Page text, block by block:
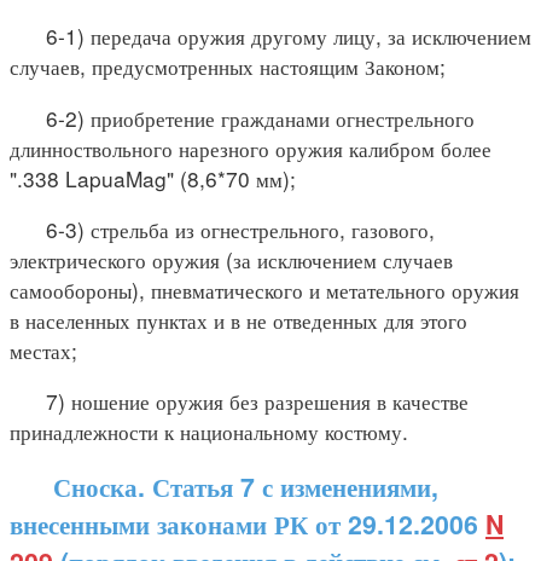
6-1) передача оружия другому лицу, за исключением
случаев, предусмотренных настоящим Законом;
6-2) приобретение гражданами огнестрельного
длинноствольного нарезного оружия калибром более
".338 LapuaMag" (8,6*70 мм);
6-3) стрельба из огнестрельного, газового,
электрического оружия (за исключением случаев
самообороны), пневматического и метательного оружия
в населенных пунктах и в не отведенных для этого
местах;
7) ношение оружия без разрешения в качестве
принадлежности к национальному костюму.
Сноска. Статья 7 с изменениями,
внесенными законами РК от 29.12.2006 N